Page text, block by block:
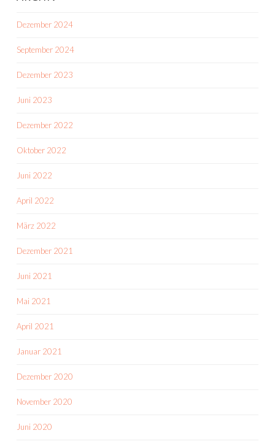
Dezember 2024
September 2024
Dezember 2023
Juni 2023
Dezember 2022
Oktober 2022
Juni 2022
April 2022
März 2022
Dezember 2021
Juni 2021
Mai 2021
April 2021
Januar 2021
Dezember 2020
November 2020
Juni 2020